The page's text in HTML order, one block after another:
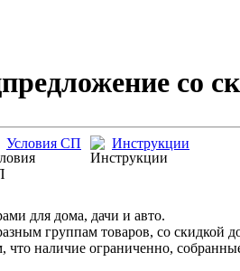
со
Условия СП Инструкции
для дома, дачи и авто.
группам товаров, со скидкой
наличие ограниченно,